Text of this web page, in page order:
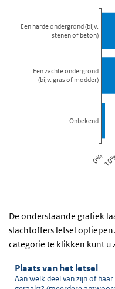
De onderstaande grafiek
slachtoffers letsel
categorie te klikken kunt u